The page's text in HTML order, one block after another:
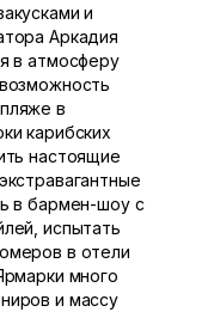
и
Аркадия
в атмосферу
в
карибских
настоящие
в бармен-шоу с
испытать
в отели
много
и массу